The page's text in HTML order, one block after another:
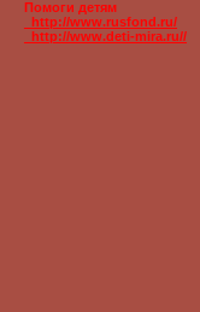
Помоги детям
_http://www.rusfond.ru/
_http://www.deti-mira.ru//